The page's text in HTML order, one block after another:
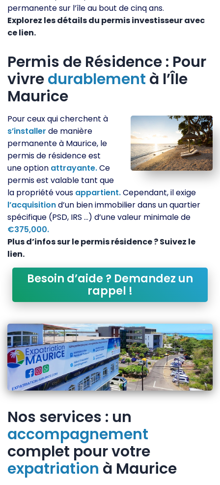
permanente sur l’île au bout de cinq ans.
Explorez les détails du permis investisseur avec
ce lien.
Permis de Résidence : Pour
vivredurablement à l’Île
Maurice
Pour ceux qui cherchent à
s’installer de manière
permanente à Maurice, le
permis de résidence est
une option attrayante.Ce
permis est valable tant que
la propriété vous appartient.Cependant, il exige
l’acquisitiond’un bien immobilier dans un quartier
spécifique (PSD, IRS …) d’une valeur minimale de
€375,000.
Plus d’infos sur le permis résidence ? Suivez le
lien.
Besoin d’aide ? Demandez un
rappel !
Nos services : un
accompagnement
complet pour votre
expatriation à Maurice